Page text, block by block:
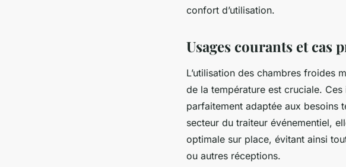
confort d’utilisation.
Usages courants et cas
L’utilisation des chambres froides
de la température est cruciale.
parfaitement adaptée aux besoins
secteur du traiteur événementiel,
optimale sur place, évitant ainsi
ou autres réceptions.